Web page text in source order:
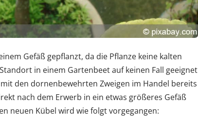
Gefäß gepflanzt, da die Pflanze keine kalten
in einem Gartenbeet auf keinen Fall geeignet
den dornenbewehrten Zweigen im Handel bereits
nach dem Erwerb in ein etwas größeres Gefäß
neuen Kübel wird wie folgt vorgegangen: